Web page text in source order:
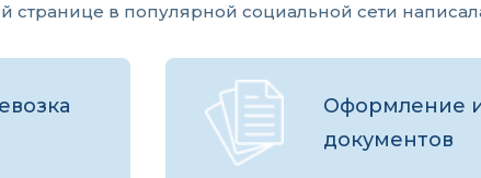
странице в популярной социальной сети
Оформление
документов